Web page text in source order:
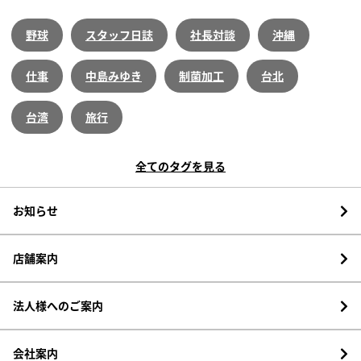
野球 スタッフ日誌 社長対談 沖縄
仕事 中島みゆき 制菌加工 台北
台湾 旅行
全てのタグを見る
お知らせ
店舗案内
法人様へのご案内
会社案内